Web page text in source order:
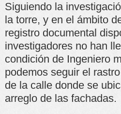
Siguiendo la
la torre, y en el ámbito
registro documental
investigadores no han
condición de Ingeniero
podemos seguir el
de la calle donde se
arreglo de las fachadas.